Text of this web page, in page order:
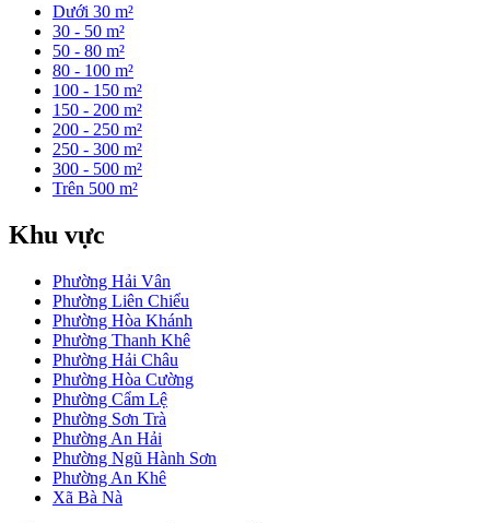
Dưới 30 m²
30 - 50 m²
50 - 80 m²
80 - 100 m²
100 - 150 m²
150 - 200 m²
200 - 250 m²
250 - 300 m²
300 - 500 m²
Trên 500 m²
Khu vực
Phường Hải Vân
Phường Liên Chiểu
Phường Hòa Khánh
Phường Thanh Khê
Phường Hải Châu
Phường Hòa Cường
Phường Cẩm Lệ
Phường Sơn Trà
Phường An Hải
Phường Ngũ Hành Sơn
Phường An Khê
Xã Bà Nà